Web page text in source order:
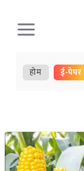
Skip
to
content
होम ई-पेपर